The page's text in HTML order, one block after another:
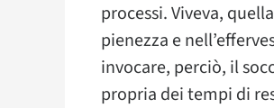
processi. Viveva,
pienezza e
invocare, perciò, il
propria dei tempi di